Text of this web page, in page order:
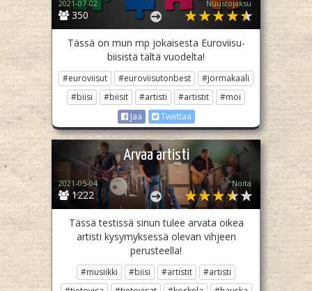
350
2021-07-02 Nuustojaksu
Tässä on mun mp jokaisesta Euroviisu-
biisistä tältä vuodelta!
#euroviisut #euroviisutonbest
#jormakaali
#biisi
#biisit #artisti #artistit
#moi
Jaa
Twiittaa
Arvaa artisti
1222
2021-05-04 Noita
Tässä testissä sinun tulee arvata oikea
artisti kysymyksessä olevan vihjeen
perusteella!
#musiikki #biisi #artistit
#artisti